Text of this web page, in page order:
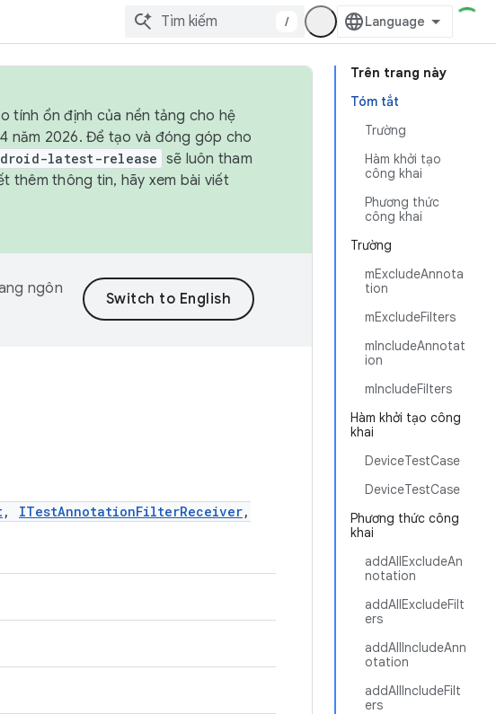
/
Trên trang này
Tóm tắt
Trường
Hàm khởi tạo
công khai
Phương thức
công khai
Trường
mExcludeAnnota
tion
mExcludeFilters
mIncludeAnnotat
ion
mIncludeFilters
Hàm khởi tạo công
khai
DeviceTestCase
DeviceTestCase
Phương thức công
khai
addAllExcludeAn
notation
addAllExcludeFilt
ers
addAllIncludeAnn
otation
addAllIncludeFilt
ers
tính ổn định của nền tảng cho hệ
năm 2026. Để tạo và đóng góp cho
latest-release sẽ luôn tham
thêm thông tin, hãy xem bài viết
ngôn
, ITestAnnotationFilterReceiver,